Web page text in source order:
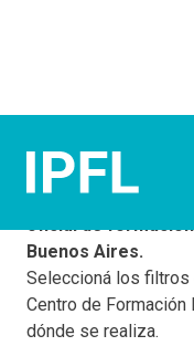
¡Elegí tus
Este buscador te
oficial de
Buenos Aires.
Seleccioná los filtros
Centro de Formación
dónde se realiza.